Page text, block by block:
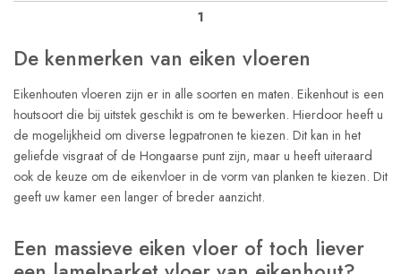
1
De kenmerken van eiken vloeren
Eikenhouten vloeren zijn er in alle soorten en maten. Eikenhout is een
houtsoort die bij uitstek geschikt is om te bewerken. Hierdoor heeft u
de mogelijkheid om diverse legpatronen te kiezen. Dit kan in het
geliefde visgraat of de Hongaarse punt zijn, maar u heeft uiteraard
ook de keuze om de eikenvloer in de vorm van planken te kiezen. Dit
geeft uw kamer een langer of breder aanzicht.
Een massieve eiken vloer of toch liever